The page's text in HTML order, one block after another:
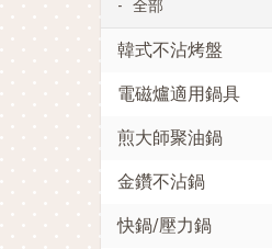
全部
韓式不沾烤盤
電磁爐適用鍋具
煎大師聚油鍋
金鑽不沾鍋
快鍋/壓力鍋